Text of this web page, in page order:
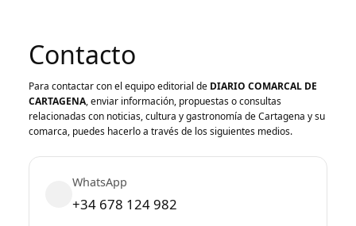
Contacto
Para contactar con el equipo editorial de DIARIO COMARCAL DE
CARTAGENA, enviar información, propuestas o consultas
relacionadas con noticias, cultura y gastronomía de Cartagena y su
comarca, puedes hacerlo a través de los siguientes medios.
WhatsApp
+34 678 124 982